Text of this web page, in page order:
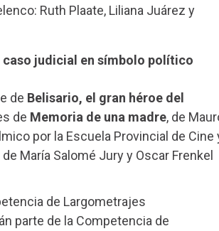
Ruth Plaate, Liliana Juárez y
caso judicial en símbolo político
de Belisario, el gran héroe del
de Memoria de una madre, de
por la Escuela Provincial de Cine
María Salomé Jury y Oscar Frenkel
de Largometrajes
parte de la Competencia de